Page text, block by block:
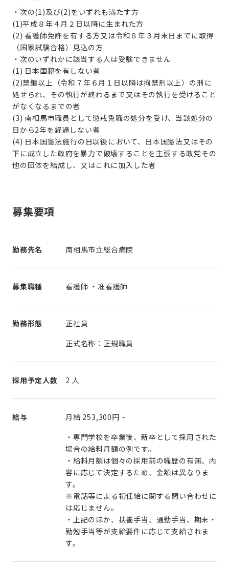
・次の(1)及び(2)をいずれも満たす方
(1)平成８年４月２日以降に生まれた方
(2) 看護師免許を有する方又は令和８年３月末日までに取得
（国家試験合格）見込の方
・次のいずれかに該当する人は受験できません
(1) 日本国籍を有しない者
(2)禁錮以上（令和７年６月１日以降は拘禁刑以上）の刑に
処せられ、その執行が終わるまで又はその執行を受けること
がなくなるまでの者
(3) 南相馬市職員として懲戒免職の処分を受け、当該処分の
日から2年を経過しない者
(4) 日本国憲法施行の日以後において、日本国憲法又はその
下に成立した政府を暴力で破壊することを主張する政党その
他の団体を結成し、又はこれに加入した者
募集要項
勤務先名 南相馬市立総合病院
募集職種 看護師 ・准看護師
勤務形態
正社員
正式名称：正規職員
採用予定人数 2 人
給与 月給 253,300円 ~
・専門学校を卒業後、新卒として採用された
場合の給料月額の例です。
・給料月額は個々の採用前の職歴の有無、内
容に応じて決定するため、金額は異なりま
す。
※電話等による初任給に関する問い合わせに
は応じません。
・上記のほか、扶養手当、通勤手当、期末・
勤勉手当等が支給要件に応じて支給されま
す。